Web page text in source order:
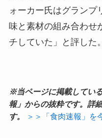
ォーカー氏はグランプ
味と素材の組み合わせ
チしていた」と評した。
※当ページに掲載してい
報」からの抜粋です。詳
す。
＞＞「食肉速報」を